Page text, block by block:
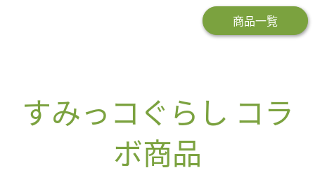
商品一覧
すみっコぐらし コラ
ボ商品